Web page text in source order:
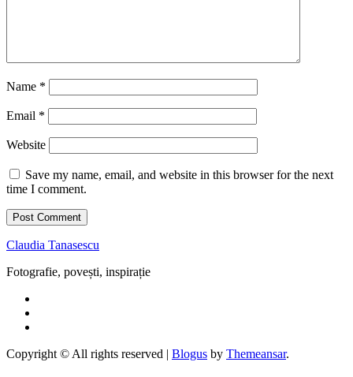
Name *
Email *
Website
Save my name, email, and website in this browser for the next
time I comment.
Claudia Tanasescu
Fotografie, povești, inspirație
Copyright © All rights reserved | Blogus by Themeansar.